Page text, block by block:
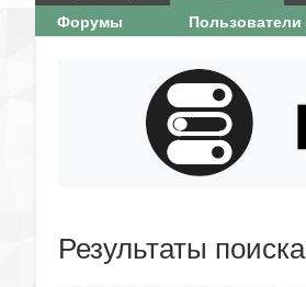
Форумы Пользователи
Результаты поиска